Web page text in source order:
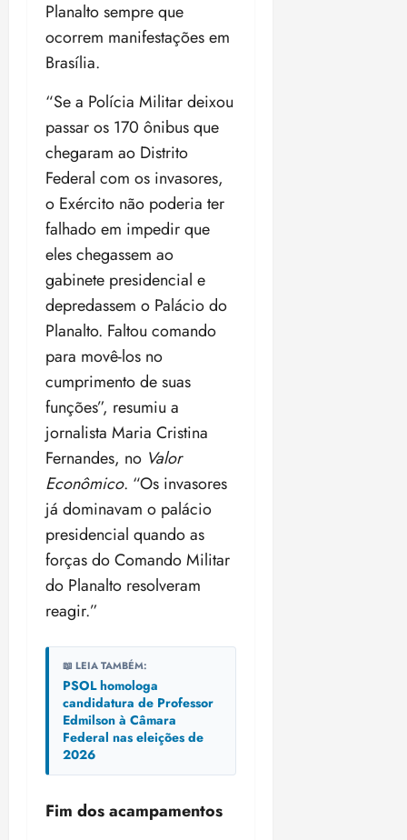
Planalto sempre que
ocorrem manifestações em
Brasília.
“Se a Polícia Militar deixou
passar os 170 ônibus que
chegaram ao Distrito
Federal com os invasores,
o Exército não poderia ter
falhado em impedir que
eles chegassem ao
gabinete presidencial e
depredassem o Palácio do
Planalto. Faltou comando
para movê-los no
cumprimento de suas
funções”, resumiu a
jornalista Maria Cristina
Fernandes, no Valor
Econômico. “Os invasores
já dominavam o palácio
presidencial quando as
forças do Comando Militar
do Planalto resolveram
reagir.”
📖 LEIA TAMBÉM:
PSOL homologa
candidatura de Professor
Edmilson à Câmara
Federal nas eleições de
2026
Fim dos acampamentos